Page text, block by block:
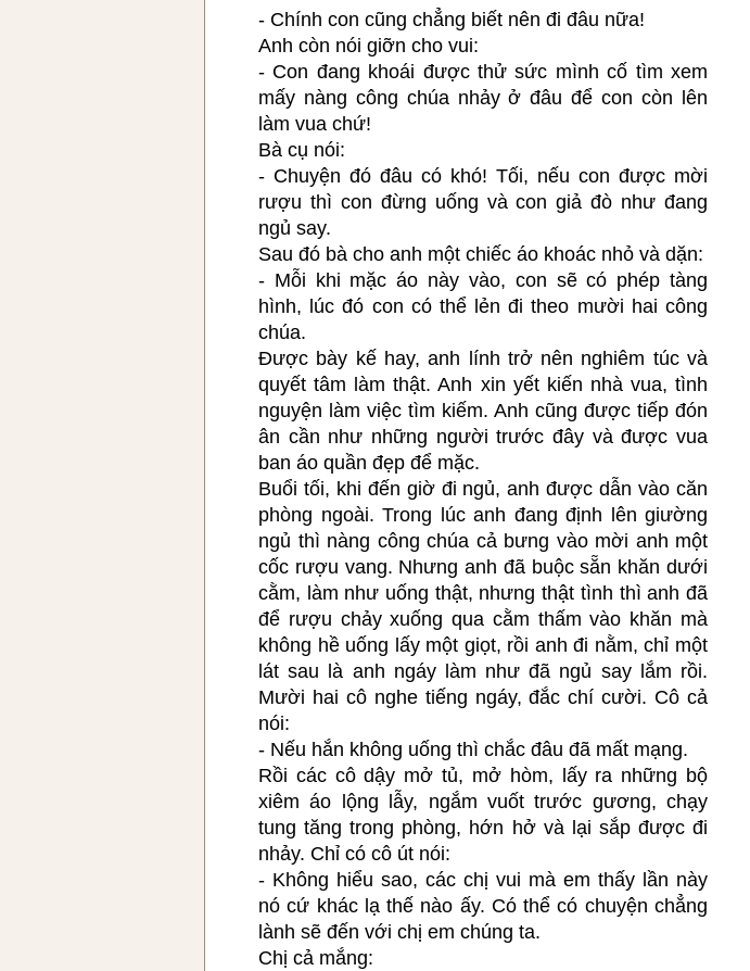
- Chính con cũng chẳng biết nên đi đâu nữa!
Anh còn nói giỡn cho vui:
- Con đang khoái được thử sức mình cố tìm xem
mấy nàng công chúa nhảy ở đâu để con còn lên
làm vua chứ!
Bà cụ nói:
- Chuyện đó đâu có khó! Tối, nếu con được mời
rượu thì con đừng uống và con giả đò như đang
ngủ say.
Sau đó bà cho anh một chiếc áo khoác nhỏ và dặn:
- Mỗi khi mặc áo này vào, con sẽ có phép tàng
hình, lúc đó con có thể lẻn đi theo mười hai công
chúa.
Được bày kế hay, anh lính trở nên nghiêm túc và
quyết tâm làm thật. Anh xin yết kiến nhà vua, tình
nguyện làm việc tìm kiếm. Anh cũng được tiếp đón
ân cần như những người trước đây và được vua
ban áo quần đẹp để mặc.
Buổi tối, khi đến giờ đi ngủ, anh được dẫn vào căn
phòng ngoài. Trong lúc anh đang định lên giường
ngủ thì nàng công chúa cả bưng vào mời anh một
cốc rượu vang. Nhưng anh đã buộc sẵn khăn dưới
cằm, làm như uống thật, nhưng thật tình thì anh đã
để rượu chảy xuống qua cằm thấm vào khăn mà
không hề uống lấy một giọt, rồi anh đi nằm, chỉ một
lát sau là anh ngáy làm như đã ngủ say lắm rồi.
Mười hai cô nghe tiếng ngáy, đắc chí cười. Cô cả
nói:
- Nếu hắn không uống thì chắc đâu đã mất mạng.
Rồi các cô dậy mở tủ, mở hòm, lấy ra những bộ
xiêm áo lộng lẫy, ngắm vuốt trước gương, chạy
tung tăng trong phòng, hớn hở và lại sắp được đi
nhảy. Chỉ có cô út nói:
- Không hiểu sao, các chị vui mà em thấy lần này
nó cứ khác lạ thế nào ấy. Có thể có chuyện chẳng
lành sẽ đến với chị em chúng ta.
Chị cả mắng: